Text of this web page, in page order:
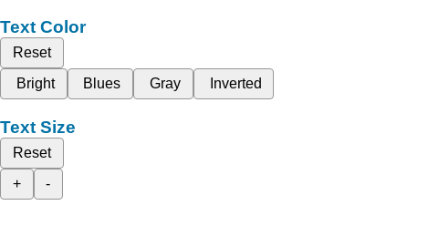
Text Color
Reset
Bright
Blues Gray Inverted
Text Size
Reset
+
-